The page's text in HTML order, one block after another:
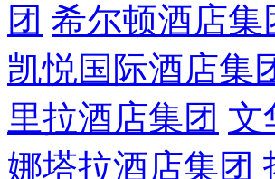
团 希尔顿酒店集
凯悦国际酒店集
里拉酒店集团 文
娜塔拉酒店集团